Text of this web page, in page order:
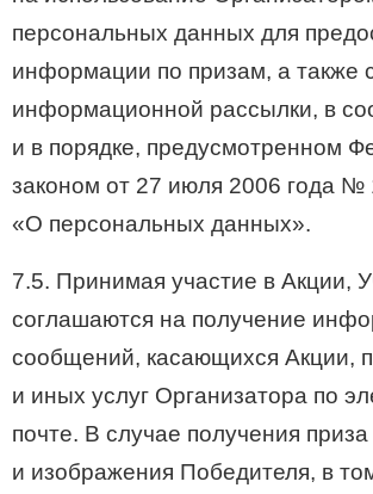
персональных данных для
информации по призам, а также
информационной рассылки, в
и в порядке, предусмотренном
законом от 27 июля 2006 года №
«О персональных данных».
7.5. Принимая участие в Акции,
соглашаются на получение
сообщений, касающихся Акции,
и иных услуг Организатора по
почте. В случае получения
и изображения Победителя, в